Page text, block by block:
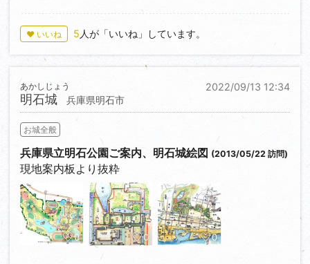
♥ いいね 5 人が「いいね」しています。
2022/09/13 12:34
明石城
あかしじょう
兵庫県明石市
お城全般
兵庫県立明石公園ご案内、明石城絵図 (2013/05/22 訪問)
現地案内板より抜粋
0 0 0